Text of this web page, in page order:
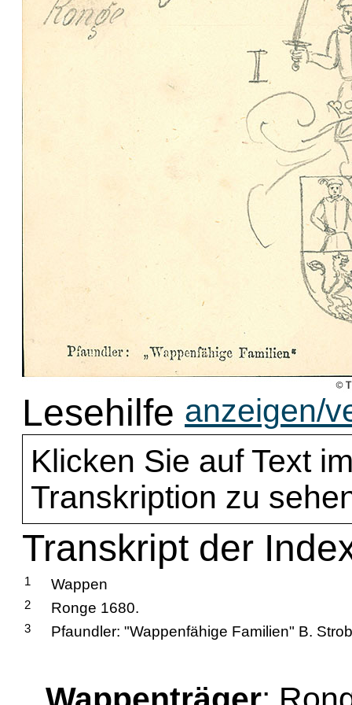
Lesehilfe anzeigen/
Klicken Sie auf Text
Transkription zu
Transkript der
1 Wappen
2 Ronge 1680.
3 Pfaundler: "Wappenfähige Familien" B.